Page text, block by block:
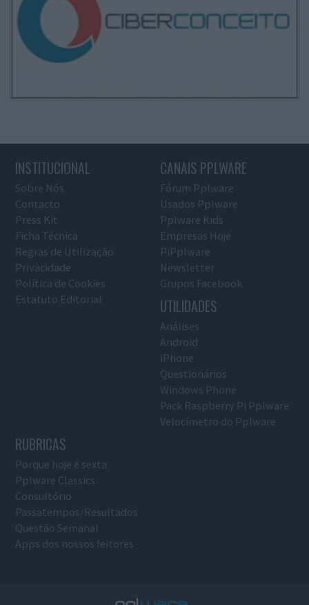
INSTITUCIONAL
Sobre Nós
Contacto
Press Kit
Ficha Técnica
Regras de Utilização
Privacidade
Política de Cookies
Estatuto Editorial
CANAIS PPLWARE
Fórum Pplware
Usados Pplware
Pplware Kids
Empresas Hoje
PiPplware
Newsletter
Grupos Facebook
UTILIDADES
Análises
Android
iPhone
Questionários
Windows Phone
Pack Raspberry Pi Pplware
Velocímetro do Pplware
RUBRICAS
Porque hoje é sexta
Pplware Classics…
Consultório
Passatempos/Resultados
Questão Semanal
Apps dos nossos leitores